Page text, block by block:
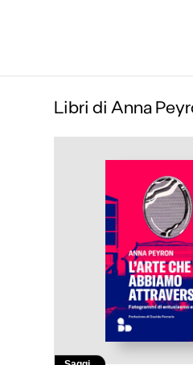
Libri di Anna